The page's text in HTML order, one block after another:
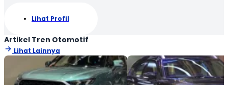
Lihat Profil
Artikel Tren Otomotif
Lihat Lainnya